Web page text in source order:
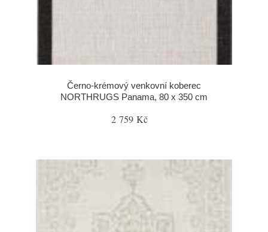
Černo-krémový venkovní koberec
NORTHRUGS Panama, 80 x 350 cm
2 759 Kč